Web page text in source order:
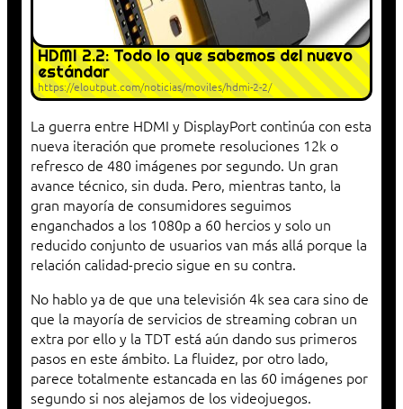
HDMI 2.2: Todo lo que sabemos del nuevo
estándar
https://eloutput.com/noticias/moviles/hdmi-2-2/
La guerra entre HDMI y DisplayPort continúa con esta
nueva iteración que promete resoluciones 12k o
refresco de 480 imágenes por segundo. Un gran
avance técnico, sin duda. Pero, mientras tanto, la
gran mayoría de consumidores seguimos
enganchados a los 1080p a 60 hercios y solo un
reducido conjunto de usuarios van más allá porque la
relación calidad-precio sigue en su contra.
No hablo ya de que una televisión 4k sea cara sino de
que la mayoría de servicios de streaming cobran un
extra por ello y la TDT está aún dando sus primeros
pasos en este ámbito. La fluidez, por otro lado,
parece totalmente estancada en las 60 imágenes por
segundo si nos alejamos de los videojuegos.